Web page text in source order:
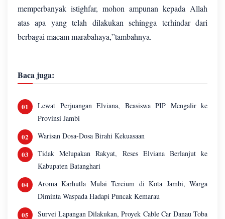
memperbanyak istighfar, mohon ampunan kepada Allah
atas apa yang telah dilakukan sehingga terhindar dari
berbagai macam marabahaya,”tambahnya.
Baca juga:
Lewat Perjuangan Elviana, Beasiswa PIP Mengalir ke
Provinsi Jambi
Warisan Dosa-Dosa Birahi Kekuasaan
Tidak Melupakan Rakyat, Reses Elviana Berlanjut ke
Kabupaten Batanghari
Aroma Karhutla Mulai Tercium di Kota Jambi, Warga
Diminta Waspada Hadapi Puncak Kemarau
Survei Lapangan Dilakukan, Proyek Cable Car Danau Toba